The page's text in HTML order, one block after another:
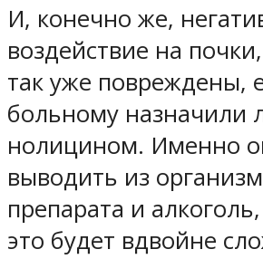
И, конечно же,
воздействие на
так уже повреждены,
больному назначили
нолицином. Именно
выводить из
препарата и
это будет вдвойне